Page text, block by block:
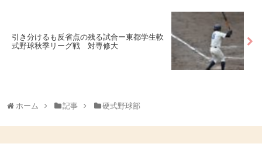
引き分けるも反省点の残る試合ー東都学生軟
式野球秋季リーグ戦 対専修大
ホーム 記事 硬式野球部